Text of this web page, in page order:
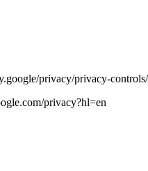
privacy/privacy-controls/
privacy?hl=en